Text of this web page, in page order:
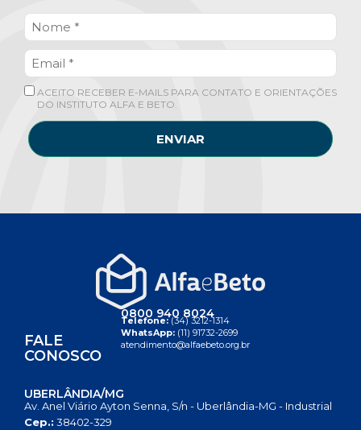
ACEITO RECEBER E-MAILS PARA CONTATO E ORIENTAÇÕES
DO INSTITUTO ALFA E BETO.
ENVIAR
FALE
CONOSCO
0800 940 8024
Telefone:(34) 3212-1314
WhatsApp: (11) 91732-2699
atendimento@alfaebeto.org.br
UBERLÂNDIA/MG
Av. Anel Viário Ayton Senna, S/n - Uberlândia-MG - Industrial
Cep.: 38402-329